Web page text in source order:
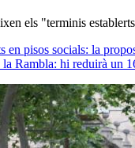
els "terminis
pisos socials: la
Rambla: hi reduirà un